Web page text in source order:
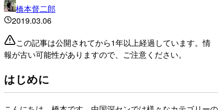
橋本督二郎
2019.03.06
この記事は公開されてから1年以上経過しています。情
報が古い可能性がありますので、ご注意ください。
はじめに